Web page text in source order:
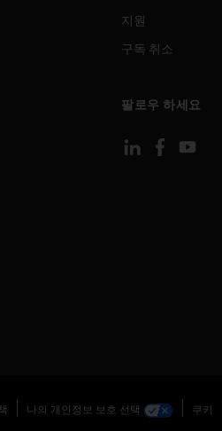
지원
구독 취소
팔로우 하세요
나의 개인정보 보호 선택 쿠키